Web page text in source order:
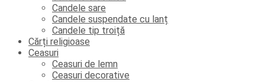
Candele sare
Candele suspendate cu lanț
Candele tip troiță
Cărți religioase
Ceasuri
Ceasuri de lemn
Ceasuri decorative